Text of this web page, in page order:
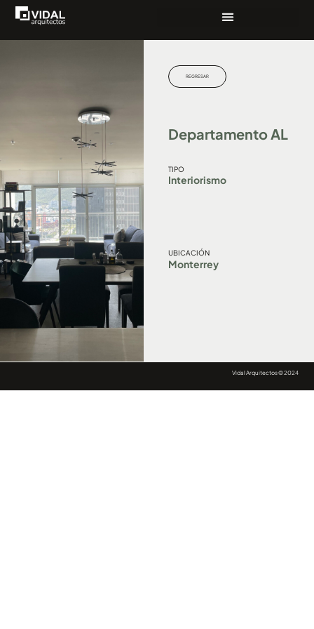
REGRESAR
Departamento AL
TIPO
Interiorismo
UBICACIÓN
Monterrey
Vidal Arquitectos © 2024